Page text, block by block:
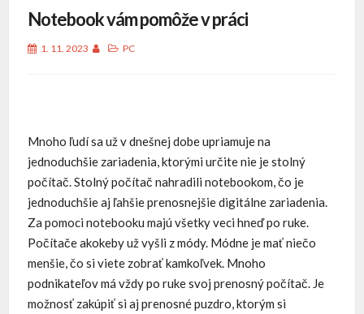
Notebook vám pomôže v práci
1. 11. 2023 PC
Mnoho ľudí sa už v dnešnej dobe upriamuje na
jednoduchšie zariadenia, ktorými určite nie je stolný
počítač. Stolný počítač nahradili notebookom, čo je
jednoduchšie aj ľahšie prenosnejšie digitálne zariadenia.
Za pomoci notebooku majú všetky veci hneď po ruke.
Počítače akokeby už vyšli z módy. Módne je mať niečo
menšie, čo si viete zobrať kamkoľvek. Mnoho
podnikateľov má vždy po ruke svoj prenosný počítač. Je
možnosť zakúpiť si aj prenosné puzdro, ktorým si